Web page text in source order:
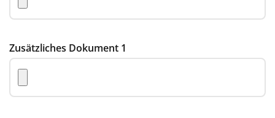
Zusätzliches Dokument 1